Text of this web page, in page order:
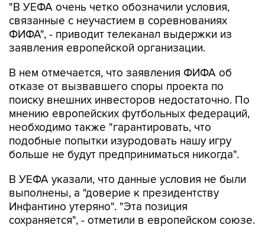
"В УЕФА очень четко обозначили условия,
связанные с неучастием в соревнованиях
ФИФА", - приводит телеканал выдержки из
заявления европейской организации.
В нем отмечается, что заявления ФИФА об
отказе от вызвавшего споры проекта по
поиску внешних инвесторов недостаточно. По
мнению европейских футбольных федераций,
необходимо также "гарантировать, что
подобные попытки изуродовать нашу игру
больше не будут предприниматься никогда".
В УЕФА указали, что данные условия не были
выполнены, а "доверие к президентству
Инфантино утеряно". "Эта позиция
сохраняется", - отметили в европейском союзе.